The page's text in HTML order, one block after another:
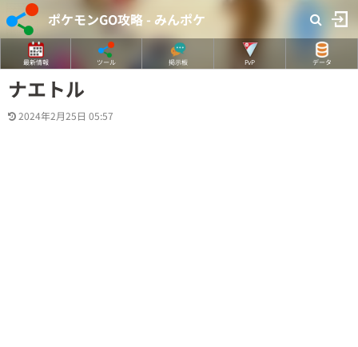
ポケモンGO攻略 - みんポケ
最新情報 ツール 掲示板 PvP データ
ナエトル
2024年2月25日 05:57